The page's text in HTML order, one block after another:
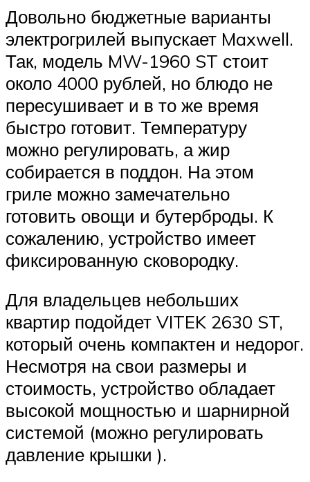
Довольно бюджетные варианты
электрогрилей выпускает Maxwell.
Так, модель MW-1960 ST стоит
около 4000 рублей, но блюдо не
пересушивает и в то же время
быстро готовит. Температуру
можно регулировать, а жир
собирается в поддон. На этом
гриле можно замечательно
готовить овощи и бутерброды. К
сожалению, устройство имеет
фиксированную сковородку.
Для владельцев небольших
квартир подойдет VITEK 2630 ST,
который очень компактен и недорог.
Несмотря на свои размеры и
стоимость, устройство обладает
высокой мощностью и шарнирной
системой (можно регулировать
давление крышки ).